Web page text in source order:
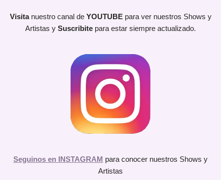
Visita nuestro canal de YOUTUBEpara ver nuestros Shows y
Artistas y Suscribite para estar siempre actualizado.
Seguinos en INSTAGRAM para conocer nuestros Shows y
Artistas